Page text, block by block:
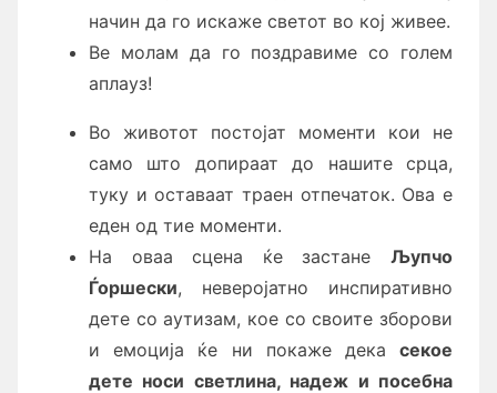
начин да го искаже светот во кој живее.
Ве молам да го поздравиме со голем
аплауз!
Во животот постојат моменти кои не
само што допираат до нашите срца,
туку и оставаат траен отпечаток. Ова е
еден од тие моменти.
На оваа сцена ќе застане Љупчо
Ѓоршески, неверојатно инспиративно
дете со аутизам, кое со своите зборови
и емоција ќе ни покаже дека секое
дете носи светлина, надеж и посебна